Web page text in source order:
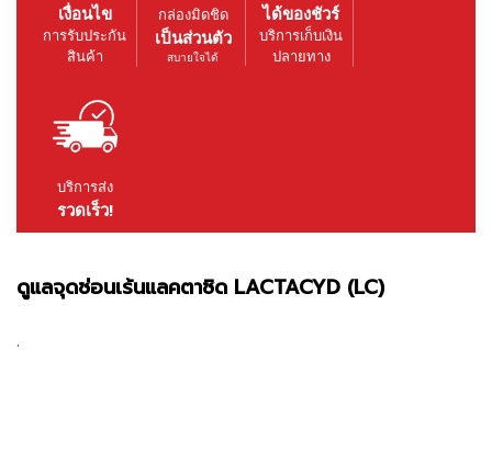
เงื่อนไข
การรับประกัน
สินค้า
กล่องมิดชิด
เป็นส่วนตัว
สบายใจได้
ได้ของชัวร์
บริการเก็บเงิน
ปลายทาง
บริการส่ง
รวดเร็ว!
ดูแลจุดซ่อนเร้นแลคตาซิด LACTACYD (LC)
.